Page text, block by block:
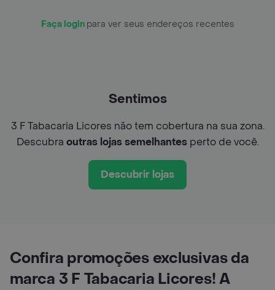
Faça login para ver seus endereços recentes
Sentimos
3 F Tabacaria Licores não tem cobertura na sua zona.
Descubra outras lojas semelhantesperto de você.
Descubrir lojas
Confira promoções exclusivas da
marca 3 F Tabacaria Licores! A